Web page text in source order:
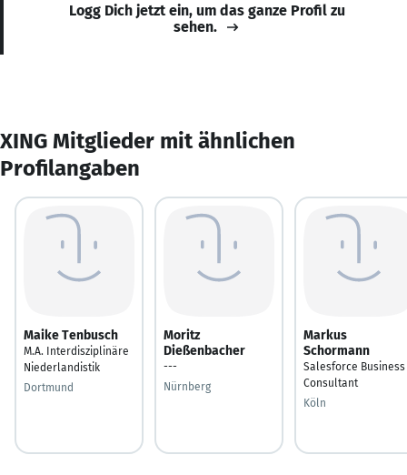
Logg Dich jetzt ein, um das ganze Profil zu
sehen.
XING Mitglieder mit ähnlichen
Profilangaben
Maike Tenbusch
M.A. Interdisziplinäre
Niederlandistik
Dortmund
Moritz
Dießenbacher
---
Nürnberg
Markus
Schormann
Salesforce Business
Consultant
Köln